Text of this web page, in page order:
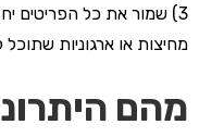
3) שמור את כל הפריטים
מחיצות או ארגוניות
מהם